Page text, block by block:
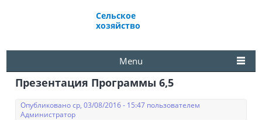
Сельское
хозяйство
Menu
Презентация Программы 6,5
Опубликовано ср, 03/08/2016 - 15:47 пользователем
Администратор